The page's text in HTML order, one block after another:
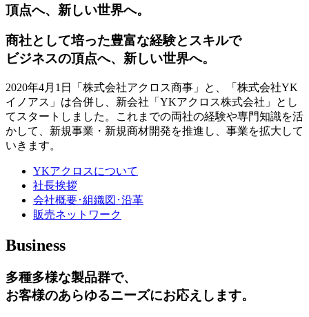
頂点へ、新しい世界へ。
商社として培った豊富な経験とスキルで
ビジネスの頂点へ、新しい世界へ。
2020年4月1日「株式会社アクロス商事」と、「株式会社YK
イノアス」は合併し、新会社「YKアクロス株式会社」とし
てスタートしました。これまでの両社の経験や専門知識を活
かして、新規事業・新規商材開発を推進し、事業を拡大して
いきます。
YKアクロスについて
社長挨拶
会社概要･組織図･沿革
販売ネットワーク
Business
多種多様な製品群で、
お客様のあらゆるニーズにお応えします。